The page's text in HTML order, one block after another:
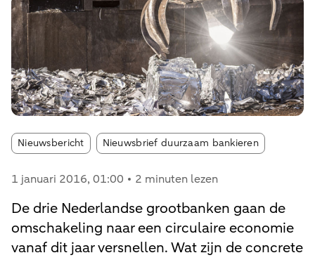
Nieuwsbericht Article tags:
Nieuwsbrief duurzaam bankieren
1 januari 2016, 01:00 2 minuten lezen
De drie Nederlandse grootbanken gaan de
omschakeling naar een circulaire economie
vanaf dit jaar versnellen. Wat zijn de concrete